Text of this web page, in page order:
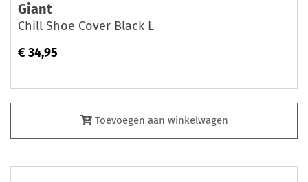
Giant
Chill Shoe Cover Black L
€ 34,95
Toevoegen aan winkelwagen